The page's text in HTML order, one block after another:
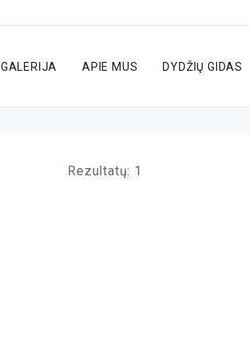
GALERIJA APIE MUS DYDŽIŲ GIDAS
Rezultatų: 1